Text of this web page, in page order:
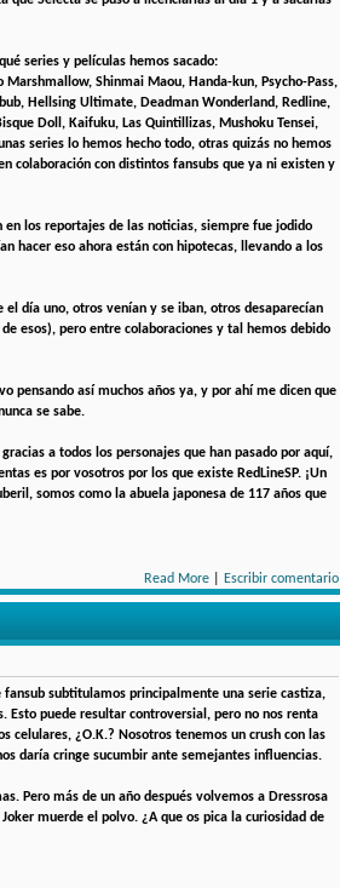
series y películas hemos sacado:
Shinmai Maou, Handa-kun, Psycho-Pass,
Hellsing Ultimate, Deadman Wonderland, Redline,
Doll, Kaifuku, Las Quintillizas, Mushoku Tensei,
series lo hemos hecho todo, otras quizás no hemos
colaboración con distintos fansubs que ya ni existen y
los reportajes de las noticias, siempre fue jodido
hacer eso ahora están con hipotecas, llevando a los
día uno, otros venían y se iban, otros desaparecían
esos), pero entre colaboraciones y tal hemos debido
pensando así muchos años ya, y por ahí me dicen que
se sabe.
a todos los personajes que han pasado por aquí,
es por vosotros por los que existe RedLineSP. ¡Un
somos como la abuela japonesa de 117 años que
Read More| Escribir comentario
subtitulamos principalmente una serie castiza,
Esto puede resultar controversial, pero no nos renta
celulares, ¿O.K.? Nosotros tenemos un crush con las
daría cringe sucumbir ante semejantes influencias.
Pero más de un año después volvemos a Dressrosa
muerde el polvo. ¿A que os pica la curiosidad de